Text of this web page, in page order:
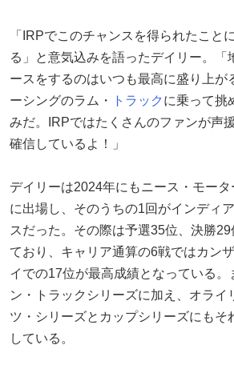
「IRPでこのチャンスを得られたこと
る」と意気込みを語ったデイリー。「
ースをするのはいつも最高に盛り上が
ーシングのラム・
トラック に乗って挑
みだ。IRPではたくさんのファンが声
確信しているよ！」
デイリーは2024年にもニース・モー
に出場し、そのうちの1回がインディ
スだった。その際は予選35位、決勝
ており、キャリア通算の6戦ではカン
イでの17位が最高成績となっている。
ン・トラックシリーズに加え、オライ
ツ・シリーズとカップシリーズにもそ
している。